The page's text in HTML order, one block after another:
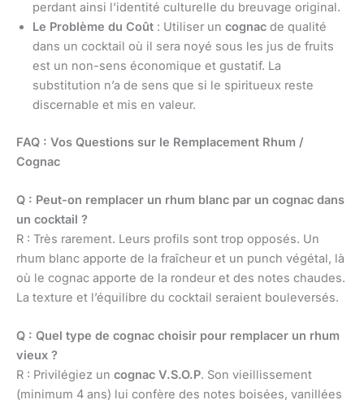
perdant ainsi l’identité culturelle du breuvage original.
Le Problème du Coût : Utiliser un cognac de qualité
dans un cocktail où il sera noyé sous les jus de fruits
est un non-sens économique et gustatif. La
substitution n’a de sens que si le spiritueux reste
discernable et mis en valeur.
FAQ : Vos Questions sur le Remplacement Rhum /
Cognac
Q : Peut-on remplacer un rhum blanc par un cognac dans
un cocktail ?
R : Très rarement. Leurs profils sont trop opposés. Un
rhum blanc apporte de la fraîcheur et un punch végétal, là
où le cognac apporte de la rondeur et des notes chaudes.
La texture et l’équilibre du cocktail seraient bouleversés.
Q : Quel type de cognac choisir pour remplacer un rhum
vieux ?
R : Privilégiez un cognac V.S.O.P. Son vieillissement
(minimum 4 ans) lui confère des notes boisées, vanillées